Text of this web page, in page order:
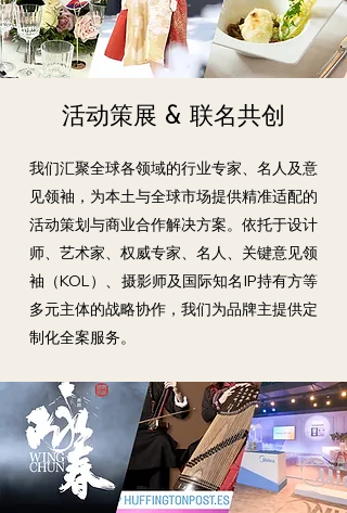
活动策展 & 联名共创
我们汇聚全球各领域的行业专家、名人及意
见领袖，为本土与全球市场提供精准适配的
活动策划与商业合作解决方案。依托于设计
师、艺术家、权威专家、名人、关键意见领
袖（KOL）、摄影师及国际知名IP持有方等
多元主体的战略协作，我们为品牌主提供定
制化全案服务。